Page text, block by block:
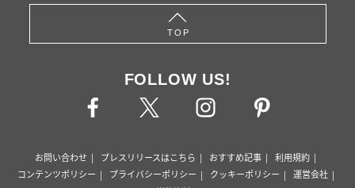
TOP
FOLLOW US!
お問い合わせ プレスリリースはこちら おすすめ記事
利用規約
コンテンツポリシー
プライバシーポリシー クッキーポリシー
運営会社